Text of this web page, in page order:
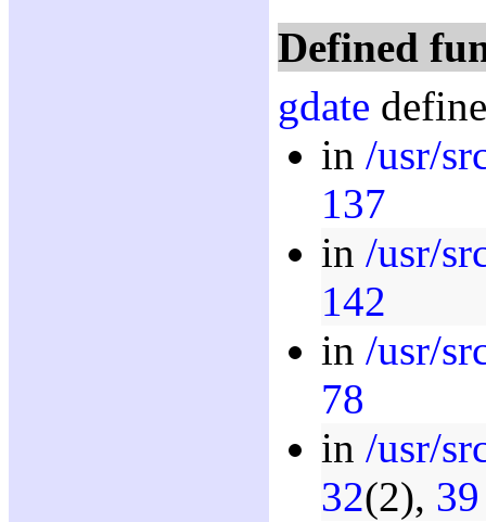
Defined
gdate
in /usr/
137
in /usr/
142
in /usr/
78
in /usr/
32(2), 39